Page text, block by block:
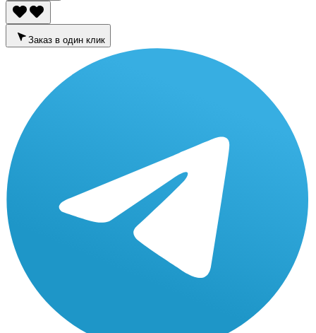
Заказ в один клик